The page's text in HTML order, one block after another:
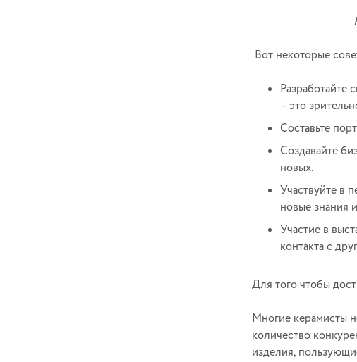
Вот некоторые
Разработайте
– это
Составьте
Создавайте
новых.
Участвуйте в
новые знания
Участие в
контакта с
Для того чтобы
Многие керамисты
количество
изделия,